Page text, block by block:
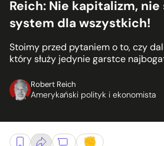
Reich: Nie kapitalizm,
system dla wszystkich!
Stoimy przed pytaniem o to, czy
który służy jedynie garstce
Robert Reich
Amerykański polityk i ekonomista